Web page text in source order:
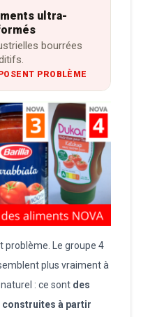
ultra-
bourrées
PROBLÈME
problème. Le groupe 4
plus vraiment à
: ce sont des
à partir